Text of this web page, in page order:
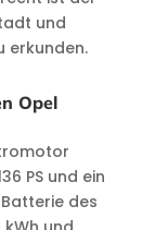
und
erkunden.
Opel
PS und ein
des